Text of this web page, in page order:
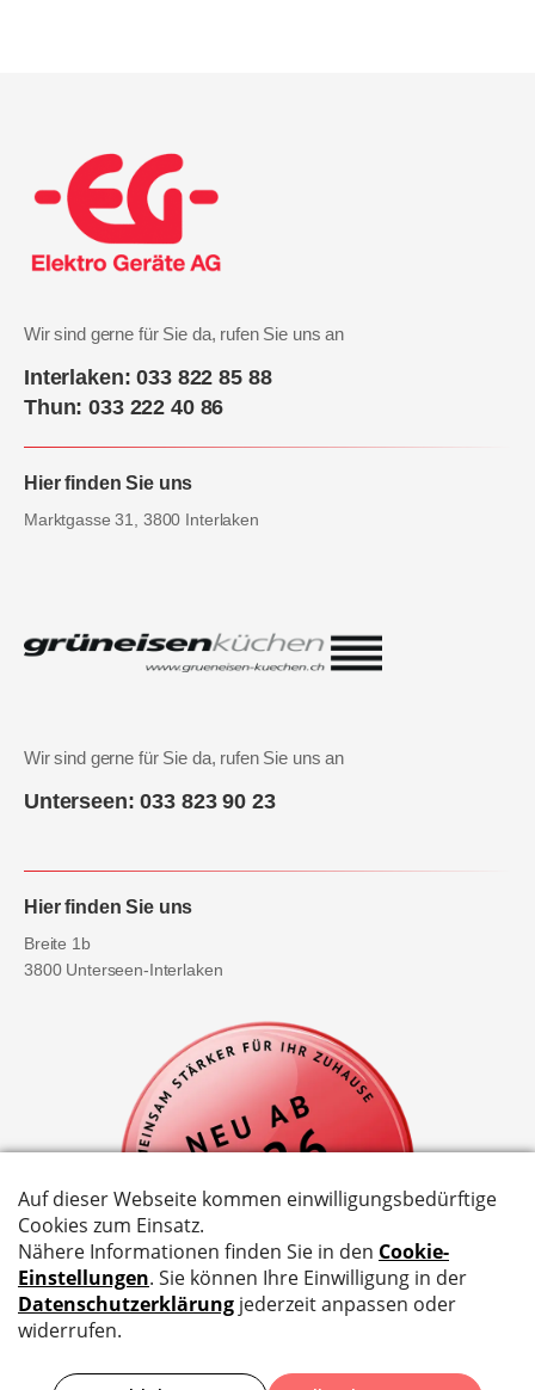
Wir sind gerne für Sie da, rufen Sie uns an
Interlaken: 033 822 85 88
Thun: 033 222 40 86
Hier finden Sie uns
Marktgasse 31, 3800 Interlaken
Wir sind gerne für Sie da, rufen Sie uns an
Unterseen: 033 823 90 23
Hier finden Sie uns
Breite 1b
3800 Unterseen-Interlaken